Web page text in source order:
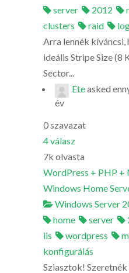
server
2012
clusters
raid
Arra lennék
ideális Stripe Size (8
Sector...
Eteasked
év
0szavazat
4válasz
7k olvasta
WordPress + PHP +
Windows Home
Windows Server
home
server
iis
wordpress
konfigurálás
Sziasztok!